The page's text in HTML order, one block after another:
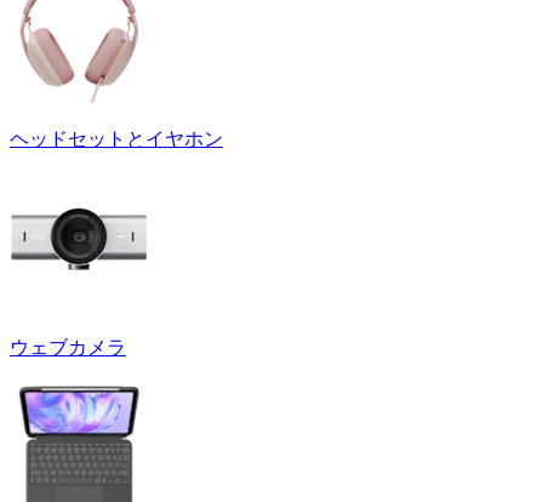
ヘッドセットとイヤホン
ウェブカメラ